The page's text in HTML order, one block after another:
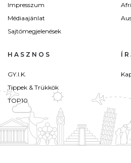
Impresszum
Médiaajánlat
Sajtómegjelenések
HASZNOS
GY.I.K.
Tippek & Trükkök
TOP10